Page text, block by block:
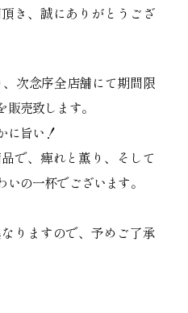
き、誠にありがとうござ
、次念序全店舗にて期間限
売致します。
に旨い！
で、痺れと薫り、そして
の一杯でございます。
りますので、予めご了承